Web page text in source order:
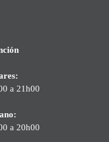
a 21h00
a 20h00